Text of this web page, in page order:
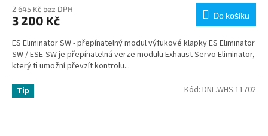
2 645 Kč bez DPH
3 200 Kč Do košíku
ES Eliminator SW - přepínatelný modul výfukové klapky ES Eliminator
SW / ESE-SW je přepínatelná verze modulu Exhaust Servo Eliminator,
který ti umožní převzít kontrolu...
Tip Kód: DNL.WHS.11702